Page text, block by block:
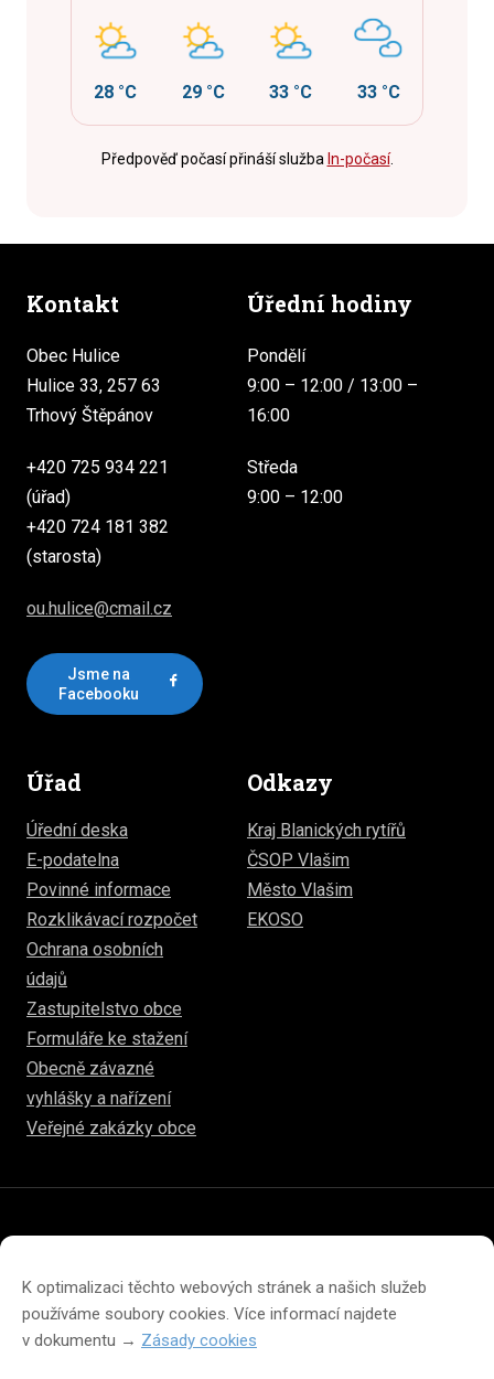
K optimalizaci těchto webových stránek a našich služeb
používáme soubory cookies. Více informací najdete
v dokumentu → Zásady cookies
28 °C 29 °C 33 °C 33 °C
Předpověď počasí přináší služba In-počasí.
Kontakt
Obec Hulice
Hulice 33, 257 63
Trhový Štěpánov
+420 725 934 221
(úřad)
+420 724 181 382
(starosta)
ou.hulice@cmail.cz
Jsme na
Facebooku
Úřední hodiny
Pondělí
9:00 – 12:00 / 13:00 –
16:00
Středa
9:00 – 12:00
Úřad
Úřední deska
E-podatelna
Povinné informace
Rozklikávací rozpočet
Ochrana osobních
údajů
Zastupitelstvo obce
Formuláře ke stažení
Obecně závazné
vyhlášky a nařízení
Veřejné zakázky obce
Odkazy
Kraj Blanických rytířů
ČSOP Vlašim
Město Vlašim
EKOSO
Prohlášení o přístupnosti
Prohlášení o ochraně soukromí
Zásady cookies (EU)